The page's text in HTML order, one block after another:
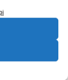
per
rifornimenti.
reichelt
generati dalla